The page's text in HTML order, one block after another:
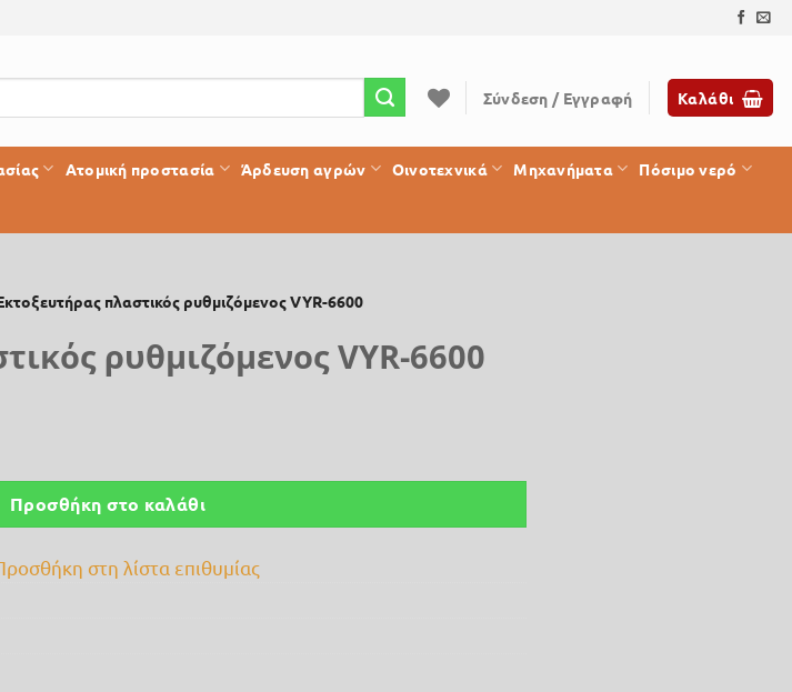
Σύνδεση / Εγγραφή Καλάθι
Ατομική προστασία Άρδευση αγρών Οινοτεχνικά Μηχανήματα Πόσιμο νερό
πλαστικός ρυθμιζόμενος VYR-6600
ρυθμιζόμενος VYR-6600
Προσθήκη στο καλάθι
στη λίστα επιθυμίας